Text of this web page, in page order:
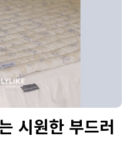
시원한 부드러